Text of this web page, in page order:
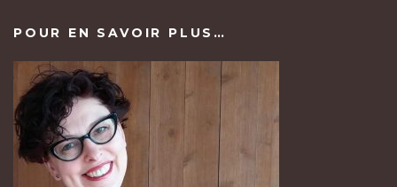
POUR EN SAVOIR PLUS…